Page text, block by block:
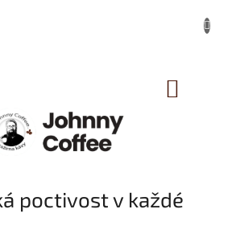
poctivost v každé